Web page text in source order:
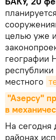
целью уже
географии
местного
"Азерсу"
в
На сегодня
районах